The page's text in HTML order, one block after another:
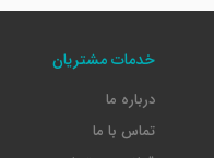
خدمات مشتریان
درباره ما
تماس با ما